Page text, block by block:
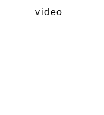
video